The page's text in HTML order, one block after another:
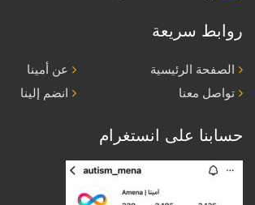
روابط سريعة
الصفحة الرئيسية
عن أمينا
تواصل معنا
انضم إلينا
حسابنا على انستغرام